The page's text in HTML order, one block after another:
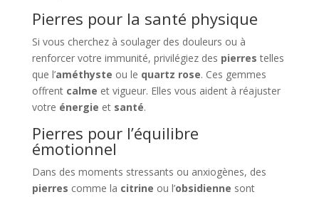
Pierres pour la santé physique
Si vous cherchez à soulager des douleurs ou à
renforcer votre immunité, privilégiez des pierres telles
que l’améthyste ou le quartz rose. Ces gemmes
offrent calme et vigueur. Elles vous aident à réajuster
votre énergie et santé.
Pierres pour l’équilibre
émotionnel
Dans des moments stressants ou anxiogènes, des
pierres comme la citrine ou l’obsidienne sont